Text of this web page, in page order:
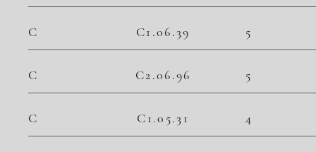
C C1.06.39 5
C C2.06.96 5
C C1.05.31 4